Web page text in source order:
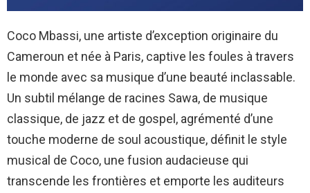
Coco Mbassi, une artiste d’exception originaire du
Cameroun et née à Paris, captive les foules à travers
le monde avec sa musique d’une beauté inclassable.
Un subtil mélange de racines Sawa, de musique
classique, de jazz et de gospel, agrémenté d’une
touche moderne de soul acoustique, définit le style
musical de Coco, une fusion audacieuse qui
transcende les frontières et emporte les auditeurs